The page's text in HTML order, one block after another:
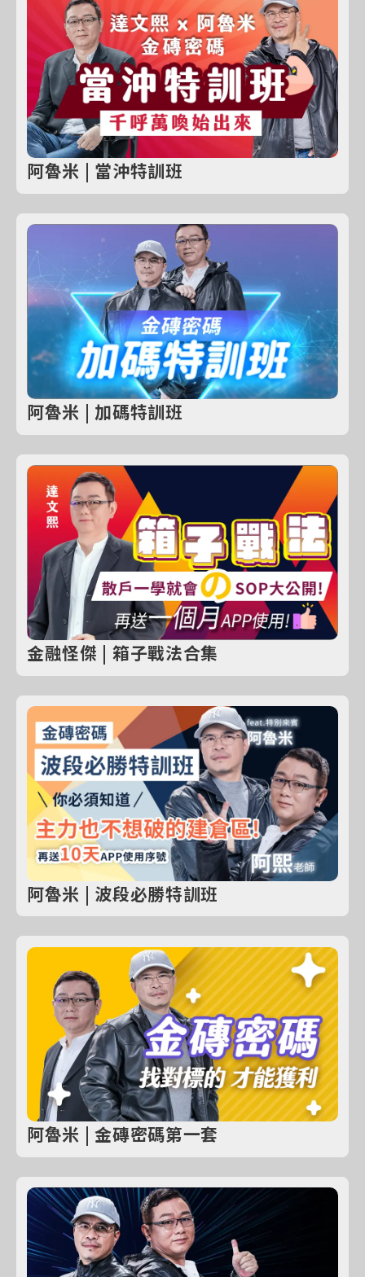
阿魯米 | 當沖特訓班
阿魯米 | 加碼特訓班
金融怪傑 | 箱子戰法合集
阿魯米 | 波段必勝特訓班
阿魯米 | 金磚密碼第一套